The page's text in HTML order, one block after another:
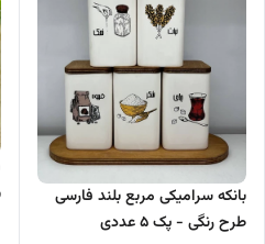
بانکه سرامیکی مربع بلند فارسی
طرح رنگی - پک 5 عددی